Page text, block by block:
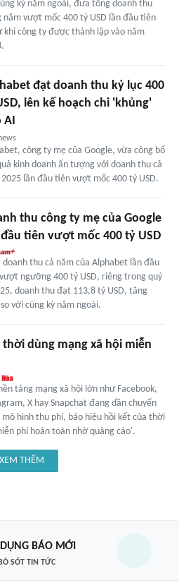
kỳ năm ngoái, đưa tổng doanh thu
năm vượt mốc 400 tỷ USD lần đầu tiên
khi công ty được thành lập vào năm
đạt doanh thu kỷ lục 400
lên kế hoạch chi 'khủng'
AI
công ty mẹ của Google, vừa công bố
kinh doanh ấn tượng với doanh thu cả
2025 lần đầu tiên vượt mốc 400 tỷ USD.
thu công ty mẹ của Google
tiên vượt mốc 400 tỷ USD
doanh thu cả năm của Alphabet lần đầu
ngưỡng 400 tỷ USD, riêng trong quý
doanh thu đạt 113,8 tỷ USD, tăng
với cùng kỳ năm ngoái.
thời dùng mạng xã hội miễn
tảng mạng xã hội lớn như Facebook,
X hay Snapchat đang dần chuyển
mô hình thu phí, báo hiệu hồi kết của thời
phí hoàn toàn nhờ quảng cáo'.
XEM THÊM
BÁO MỚI
SÓT TIN TỨC